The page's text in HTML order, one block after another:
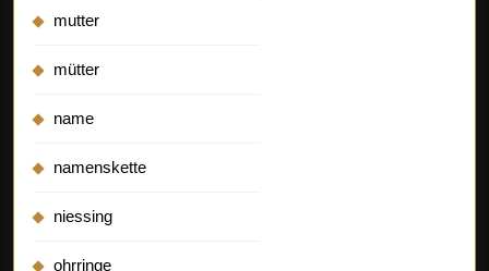
mutter
mütter
name
namenskette
niessing
ohrringe